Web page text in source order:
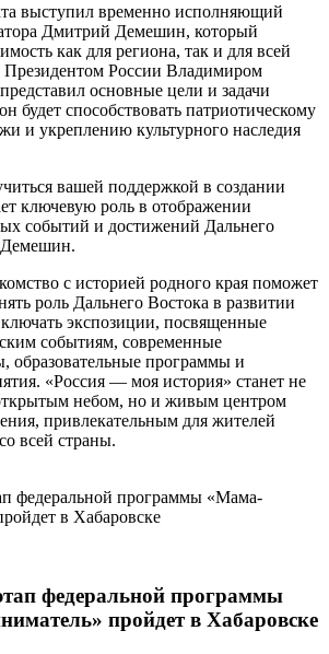
выступил временно исполняющий
Дмитрий Демешин, который
как для региона, так и для всей
Президентом России Владимиром
основные цели и задачи
будет способствовать патриотическому
и укреплению культурного наследия
вашей поддержкой в создании
ключевую роль в отображении
событий и достижений Дальнего
Демешин.
с историей родного края поможет
роль Дальнего Востока в развитии
экспозиции, посвященные
событиям, современные
образовательные программы и
«Россия — моя история» станет не
небом, но и живым центром
привлекательным для жителей
всей страны.
федеральной программы
пройдет в Хабаровске